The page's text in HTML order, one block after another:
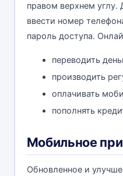
правом верхнем
ввести номер
пароль доступа.
переводить
производить
оплачивать
пополнять
Мобильное
Обновленное и